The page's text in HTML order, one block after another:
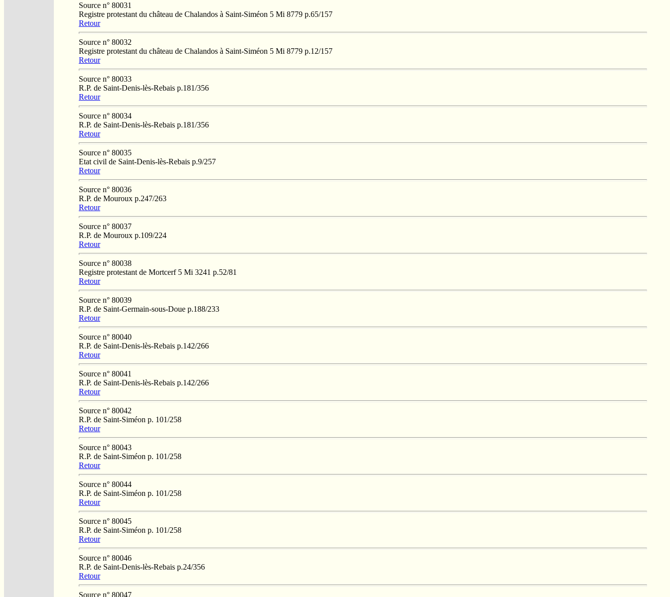
Source n° 80031
Registre protestant du château de Chalandos à Saint-Siméon 5 Mi 8779 p.65/157
Retour
Source n° 80032
Registre protestant du château de Chalandos à Saint-Siméon 5 Mi 8779 p.12/157
Retour
Source n° 80033
R.P. de Saint-Denis-lès-Rebais p.181/356
Retour
Source n° 80034
R.P. de Saint-Denis-lès-Rebais p.181/356
Retour
Source n° 80035
Etat civil de Saint-Denis-lès-Rebais p.9/257
Retour
Source n° 80036
R.P. de Mouroux p.247/263
Retour
Source n° 80037
R.P. de Mouroux p.109/224
Retour
Source n° 80038
Registre protestant de Mortcerf 5 Mi 3241 p.52/81
Retour
Source n° 80039
R.P. de Saint-Germain-sous-Doue p.188/233
Retour
Source n° 80040
R.P. de Saint-Denis-lès-Rebais p.142/266
Retour
Source n° 80041
R.P. de Saint-Denis-lès-Rebais p.142/266
Retour
Source n° 80042
R.P. de Saint-Siméon p. 101/258
Retour
Source n° 80043
R.P. de Saint-Siméon p. 101/258
Retour
Source n° 80044
R.P. de Saint-Siméon p. 101/258
Retour
Source n° 80045
R.P. de Saint-Siméon p. 101/258
Retour
Source n° 80046
R.P. de Saint-Denis-lès-Rebais p.24/356
Retour
Source n° 80047